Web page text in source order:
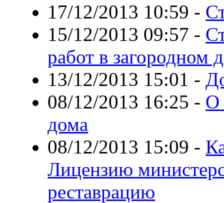
17/12/2013 10:59 -
15/12/2013 09:57 -
работ в загородном
13/12/2013 15:01 -
08/12/2013 16:25 - О
дома
08/12/2013 15:09 -
Лицензию
реставрацию